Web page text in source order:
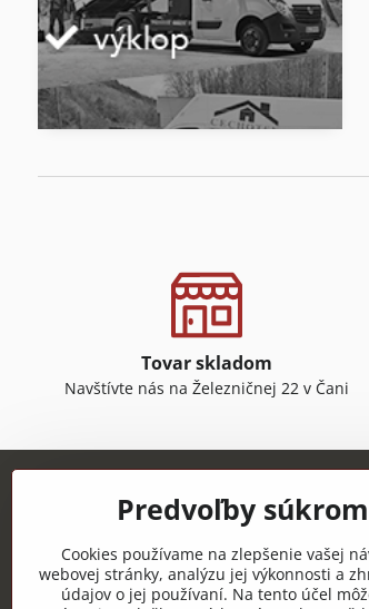
Tovar skladom
Navštívte nás na Železničnej 22 v Čani
Predvoľby
Cookies používame na zlepšenie vašej
webovej stránky, analýzu jej výkonnosti a
údajov o jej používaní. Na tento účel